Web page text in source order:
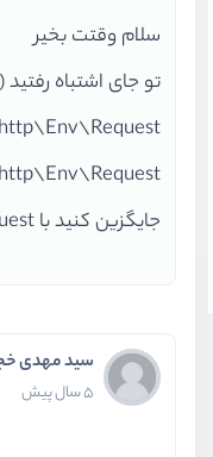
$this-> loggedIn
redirect('/
Exception $e)
(
redirect('/
سلام وقتت بخیر
جایگزین کنید با Illuminate\Http\Request
سید مهدی
5 سال پیش